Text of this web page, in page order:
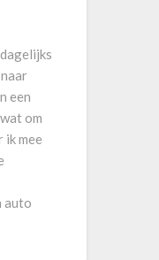
een
om
ik mee
auto